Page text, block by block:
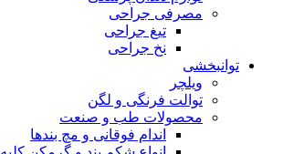
مصرفی جراحی
تیغ جراحی
نخ جراحی
توانبخشی
ویلچر
توالت فرنگی و لگن
محصولات طب و صنعت
اندام فوقانی و مچ بندها